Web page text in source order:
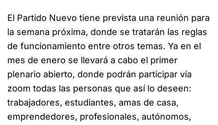
El Partido Nuevo tiene prevista una reunión para
la semana próxima, donde se tratarán las reglas
de funcionamiento entre otros temas. Ya en el
mes de enero se llevará a cabo el primer
plenario abierto, donde podrán participar vía
zoom todas las personas que así lo deseen:
trabajadores, estudiantes, amas de casa,
emprendedores, profesionales, autónomos,